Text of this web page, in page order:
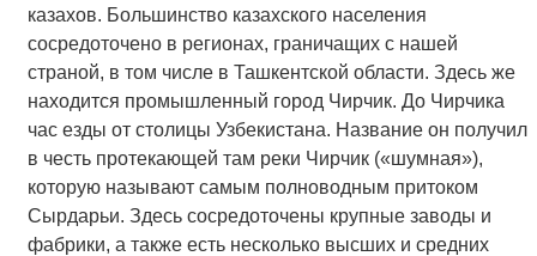
казахов. Большинство казахского населения
сосредоточено в регионах, граничащих с нашей
страной, в том числе в Ташкентской области. Здесь же
находится промышленный город Чирчик. До Чирчика
час езды от столицы Узбекистана. Название он получил
в честь протекающей там реки Чирчик («шумная»),
которую называют самым полноводным притоком
Сырдарьи. Здесь сосредоточены крупные заводы и
фабрики, а также есть несколько высших и средних